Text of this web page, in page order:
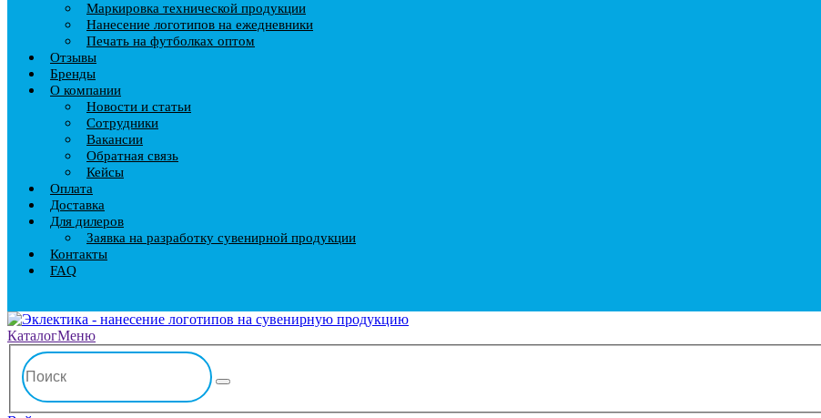
Маркировка технической продукции
Нанесение логотипов на ежедневники
Печать на футболках оптом
Отзывы
Бренды
О компании
Новости и статьи
Сотрудники
Вакансии
Обратная связь
Кейсы
Оплата
Доставка
Для дилеров
Заявка на разработку сувенирной продукции
Контакты
FAQ
КаталогМеню